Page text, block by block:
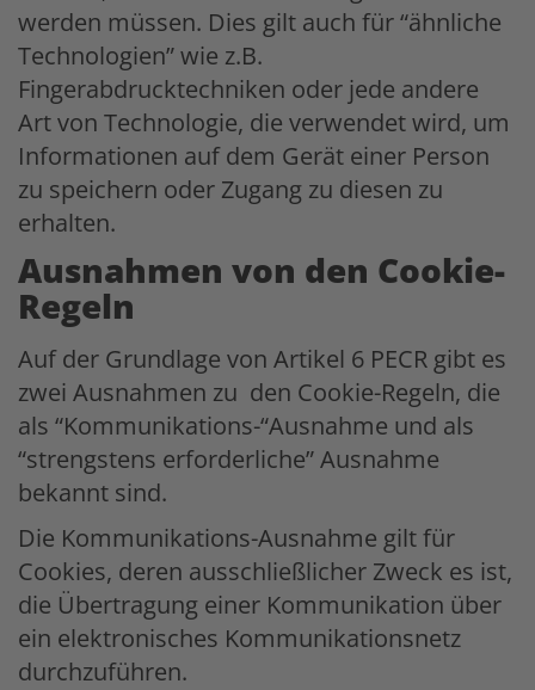
werden müssen. Dies gilt auch für “ähnliche
Technologien” wie z.B.
Fingerabdrucktechniken oder jede andere
Art von Technologie, die verwendet wird, um
Informationen auf dem Gerät einer Person
zu speichern oder Zugang zu diesen zu
erhalten.
Ausnahmen von den Cookie-
Regeln
Auf der Grundlage von Artikel 6 PECR gibt es
zwei Ausnahmen zu den Cookie-Regeln, die
als “Kommunikations-“Ausnahme und als
“strengstens erforderliche” Ausnahme
bekannt sind.
Die Kommunikations-Ausnahme gilt für
Cookies, deren ausschließlicher Zweck es ist,
die Übertragung einer Kommunikation über
ein elektronisches Kommunikationsnetz
durchzuführen.